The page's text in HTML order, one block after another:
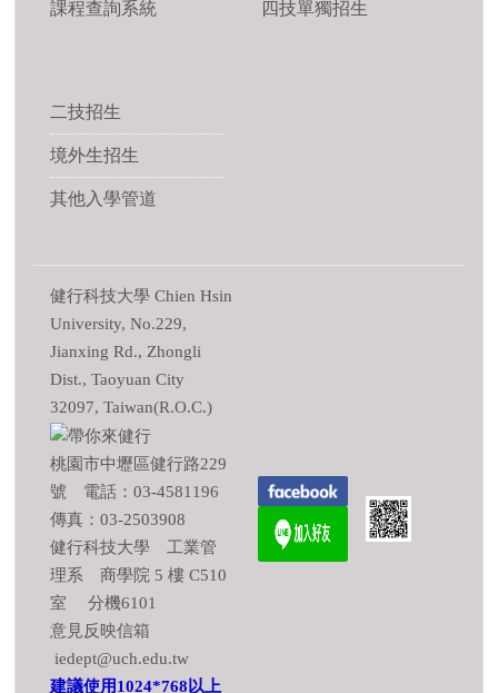
課程查詢系統 四技單獨招生
二技招生
境外生招生
其他入學管道
健行科技大學 Chien Hsin
University, No.229,
Jianxing Rd., Zhongli
Dist., Taoyuan City
32097, Taiwan(R.O.C.)
桃園市中壢區健行路229
號 電話：03-4581196
傳真：03-2503908
健行科技大學 工業管
理系 商學院 5 樓 C510
室 分機6101
意見反映信箱
iedept@uch.edu.tw
建議使用1024*768以上